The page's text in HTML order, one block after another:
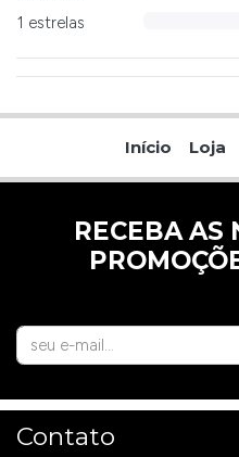
1 estrelas
Início Loja
RECEBA AS
Contato